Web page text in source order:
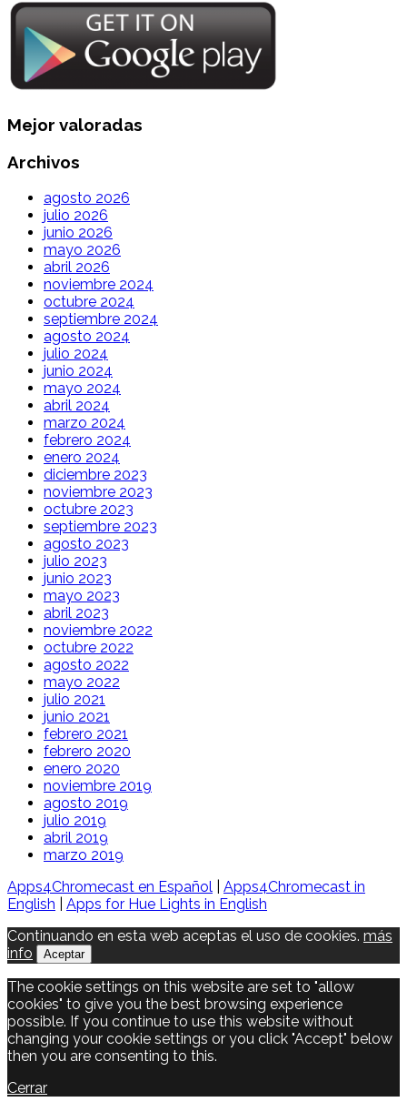
Mejor valoradas
Archivos
agosto 2026
julio 2026
junio 2026
mayo 2026
abril 2026
noviembre 2024
octubre 2024
septiembre 2024
agosto 2024
julio 2024
junio 2024
mayo 2024
abril 2024
marzo 2024
febrero 2024
enero 2024
diciembre 2023
noviembre 2023
octubre 2023
septiembre 2023
agosto 2023
julio 2023
junio 2023
mayo 2023
abril 2023
noviembre 2022
octubre 2022
agosto 2022
mayo 2022
julio 2021
junio 2021
febrero 2021
febrero 2020
enero 2020
noviembre 2019
agosto 2019
julio 2019
abril 2019
marzo 2019
Apps4Chromecast en Español
Apps4Chromecast in
English
Apps for Hue Lights in English
Continuando en esta web aceptas el uso de cookies. más
info
Aceptar
The cookie settings on this website are set to "allow
cookies" to give you the best browsing experience
possible. If you continue to use this website without
changing your cookie settings or you click "Accept" below
then you are consenting to this.
Cerrar